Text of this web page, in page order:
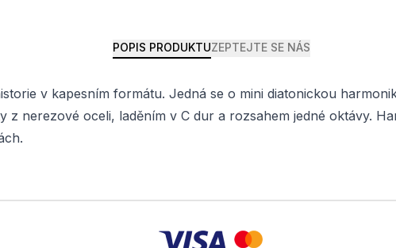
POPIS PRODUKTUZEPTEJTE SE NÁS
v kapesním formátu. Jedná se o mini diatonickou
nerezové oceli, laděním v C dur a rozsahem jedné oktávy.